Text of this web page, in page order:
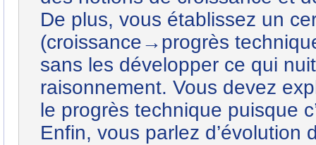
De plus, vous établissez un
(croissance→progrès
sans les développer ce qui
raisonnement. Vous devez
le progrès technique puisque
Enfin, vous parlez